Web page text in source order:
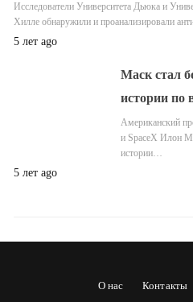
Исследователи Университета Дьюка и
Хилле обнаружили и проанализировали
5 лет ago
Маск стал
истории по
Американский
и SpaceX Илон
истории…
5 лет ago
О нас Контакты